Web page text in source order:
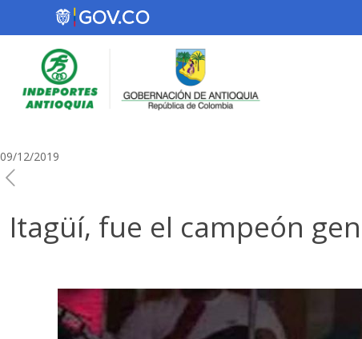
09/12/2019
Itagüí, fue el campeón